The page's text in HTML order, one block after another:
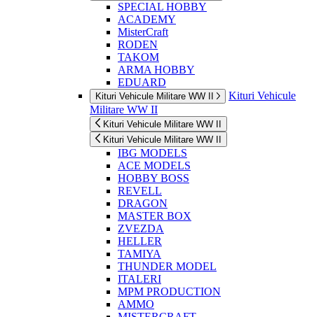
SPECIAL HOBBY
ACADEMY
MisterCraft
RODEN
TAKOM
ARMA HOBBY
EDUARD
Kituri Vehicule Militare WW II
Kituri Vehicule
Militare WW II
Kituri Vehicule Militare WW II
Kituri Vehicule Militare WW II
IBG MODELS
ACE MODELS
HOBBY BOSS
REVELL
DRAGON
MASTER BOX
ZVEZDA
HELLER
TAMIYA
THUNDER MODEL
ITALERI
MPM PRODUCTION
AMMO